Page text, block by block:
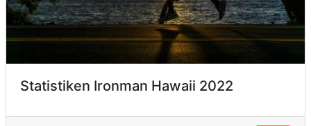
Statistiken Ironman Hawaii 2022